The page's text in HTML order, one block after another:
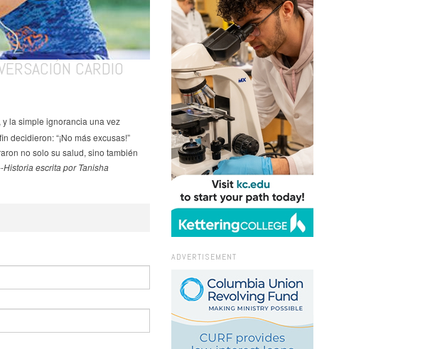
CARDIO
la simple ignorancia una vez
decidieron: “¡No más excusas!”
no solo su salud, sino también
Historia escrita por Tanisha
ADVERTISEMENT